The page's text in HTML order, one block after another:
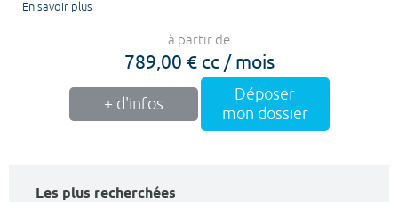
En savoir plus
à partir de
789,00 € cc / mois
+ d'infos
Déposer
mon dossier
Les plus recherchées